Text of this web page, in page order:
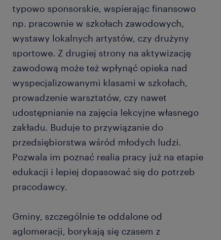
typowo sponsorskie, wspierając finansowo
np. pracownie w szkołach zawodowych,
wystawy lokalnych artystów, czy drużyny
sportowe. Z drugiej strony na aktywizację
zawodową może też wpłynąć opieka nad
wyspecjalizowanymi klasami w szkołach,
prowadzenie warsztatów, czy nawet
udostępnianie na zajęcia lekcyjne własnego
zakładu. Buduje to przywiązanie do
przedsiębiorstwa wśród młodych ludzi.
Pozwala im poznać realia pracy już na etapie
edukacji i lepiej dopasować się do potrzeb
pracodawcy.
Gminy, szczególnie te oddalone od
aglomeracji, borykają się czasem z